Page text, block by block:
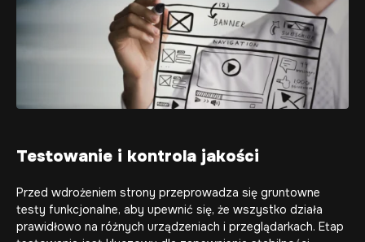
Testowanie i kontrola jakości
Przed wdrożeniem strony przeprowadza się gruntowne
testy funkcjonalne, aby upewnić się, że wszystko działa
prawidłowo na różnych urządzeniach i przeglądarkach. Etap